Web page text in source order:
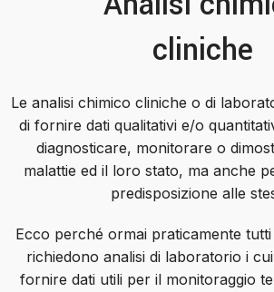
cliniche
Le analisi chimico cliniche o di
di fornire dati qualitativi e/o
diagnosticare, monitorare o
malattie ed il loro stato, ma anche
predisposizione alle
Ecco perché ormai praticamente
richiedono analisi di laboratorio i
fornire dati utili per il monitoraggio